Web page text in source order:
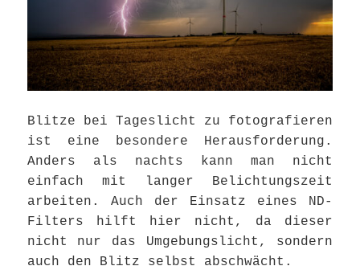
Blitze bei Tageslicht zu fotografieren
ist eine besondere Herausforderung.
Anders als nachts kann man nicht
einfach mit langer Belichtungszeit
arbeiten. Auch der Einsatz eines ND-
Filters hilft hier nicht, da dieser
nicht nur das Umgebungslicht, sondern
auch den Blitz selbst abschwächt.